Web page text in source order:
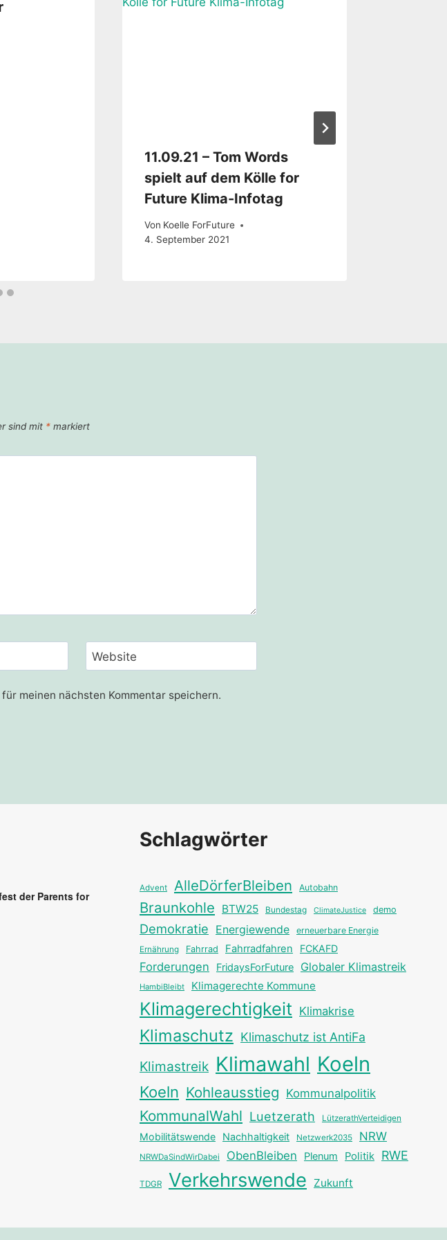
11.09.21 – Tom Words
spielt auf dem Kölle for
Future Klima-Infotag
Von Koelle ForFuture
4. September 2021
sind mit * markiert
Website
meinen nächsten Kommentar speichern.
der Parents for
Schlagwörter
Advent AlleDörferBleiben Autobahn
Braunkohle BTW25 Bundestag ClimateJustice demo
Demokratie Energiewende erneuerbare Energie
Ernährung Fahrrad Fahrradfahren FCKAFD
Forderungen FridaysForFuture Globaler Klimastreik
HambiBleibt Klimagerechte Kommune
Klimagerechtigkeit Klimakrise
Klimaschutz Klimaschutz ist AntiFa
Klimastreik Klimawahl Koeln
Koeln Kohleausstieg Kommunalpolitik
KommunalWahl Luetzerath LützerathVerteidigen
Mobilitätswende Nachhaltigkeit Netzwerk2035 NRW
NRWDaSindWirDabei ObenBleiben Plenum Politik RWE
TDGR Verkehrswende Zukunft